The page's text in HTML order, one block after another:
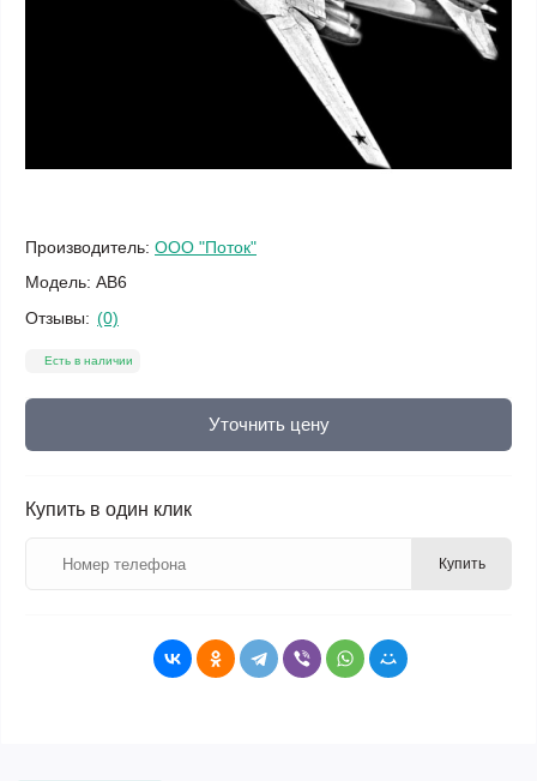
Производитель: ООО "Поток"
Модель: АВ6
Отзывы: (0)
Есть в наличии
Уточнить цену
Купить в один клик
Купить